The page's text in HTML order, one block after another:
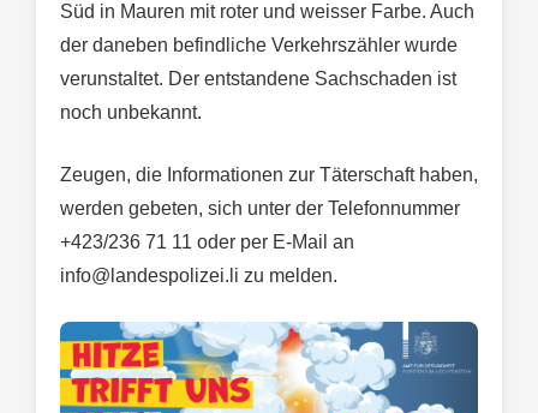
Süd in Mauren mit roter und weisser Farbe. Auch
der daneben befindliche Verkehrszähler wurde
verunstaltet. Der entstandene Sachschaden ist
noch unbekannt.
Zeugen, die Informationen zur Täterschaft haben,
werden gebeten, sich unter der Telefonnummer
+423/236 71 11 oder per E-Mail an
info@landespolizei.li zu melden.